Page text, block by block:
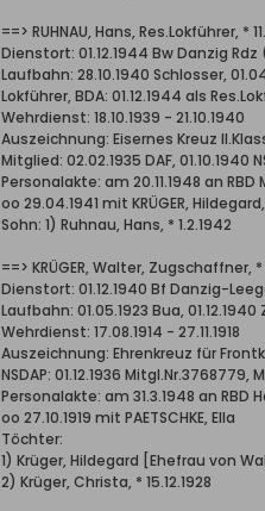
==> RUHNAU, Hans, Res.Lokführer,
Dienstort: 01.12.1944 Bw Danzig
Laufbahn: 28.10.1940 Schlosser,
Lokführer, BDA: 01.12.1944 als
Wehrdienst: 18.10.1939 - 21.10.1940
Auszeichnung: Eisernes Kreuz
Mitglied: 02.02.1935 DAF, 01.10.1940
Personalakte: am 20.11.1948 an
oo 29.04.1941 mit KRÜGER,
Sohn: 1) Ruhnau, Hans, * 1.2.1942
==> KRÜGER, Walter,
Dienstort: 01.12.1940 Bf Danzig-
Laufbahn: 01.05.1923 Bua,
Wehrdienst: 17.08.1914 - 27.11.1918
Auszeichnung: Ehrenkreuz für
NSDAP: 01.12.1936 Mitgl.Nr.3768779,
Personalakte: am 31.3.1948 an RBD
oo 27.10.1919 mit PAETSCHKE, Ella
Töchter:
1) Krüger, Hildegard [Ehefrau von
2) Krüger, Christa, * 15.12.1928